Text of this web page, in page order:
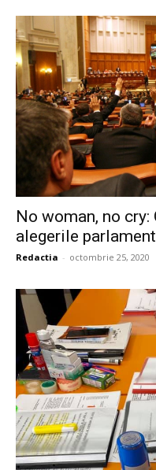
No woman, no
alegerile
Redactia - octombrie 25, 2020